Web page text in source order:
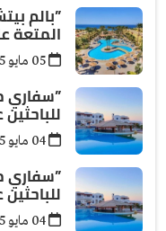
”بالم
المتعة
”سفاري
”سفاري